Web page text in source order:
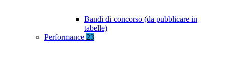
Bandi di concorso (da pubblicare in
tabelle)
Performance 23